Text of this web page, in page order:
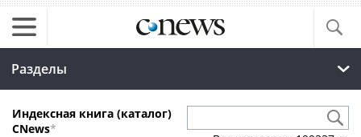
Разделы
Индексная книга (каталог)
CNews*